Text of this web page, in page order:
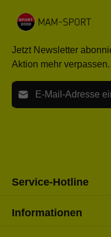
Jetzt Newsletter
Aktion mehr verpassen.
E-Mail-Adresse*
Service-Hotline
Informationen